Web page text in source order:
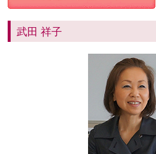
武田 祥子